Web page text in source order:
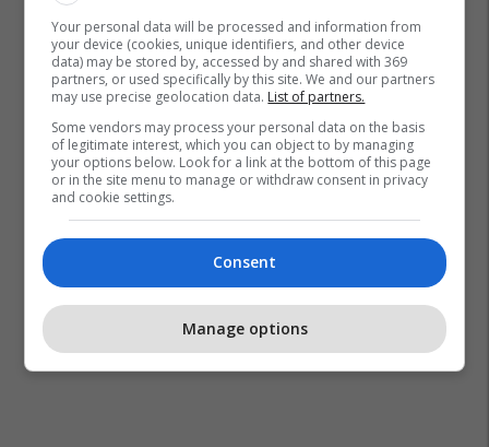
Policia Ne Gjilan Nxënës Ligjëratë
Your personal data will be processed and information from
your device (cookies, unique identifiers, and other device
data) may be stored by, accessed by and shared with 369
partners, or used specifically by this site. We and our partners
may use precise geolocation data. List of partners.
Some vendors may process your personal data on the basis
of legitimate interest, which you can object to by managing
your options below. Look for a link at the bottom of this page
or in the site menu to manage or withdraw consent in privacy
and cookie settings.
Consent
Manage options